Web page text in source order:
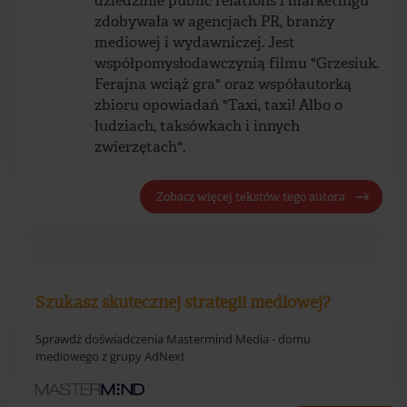
zdobywała w agencjach PR, branży
mediowej i wydawniczej. Jest
współpomysłodawczynią filmu "Grzesiuk.
Ferajna wciąż gra" oraz współautorką
zbioru opowiadań "Taxi, taxi! Albo o
ludziach, taksówkach i innych
zwierzętach".
Zobacz więcej tekstów tego autora
Szukasz skutecznej strategii mediowej?
Sprawdź doświadczenia Mastermind Media - domu
mediowego z grupy AdNext